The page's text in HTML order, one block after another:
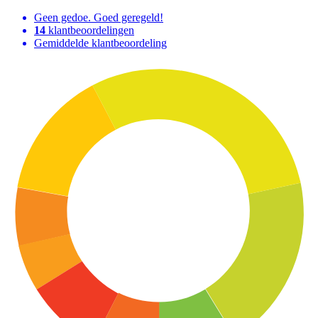
Geen gedoe. Goed geregeld!
14 klantbeoordelingen
Gemiddelde klantbeoordeling